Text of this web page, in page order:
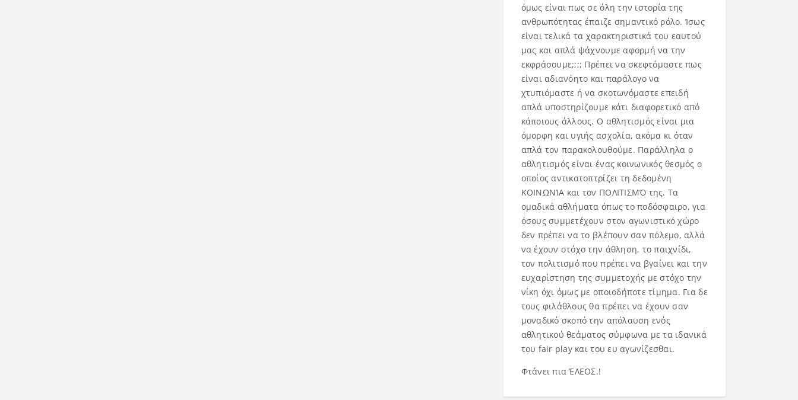
όμως είναι πως σε όλη την ιστορία της
ανθρωπότητας έπαιζε σημαντικό ρόλο. Ίσως
είναι τελικά τα χαρακτηριστικά του εαυτού
μας και απλά ψάχνουμε αφορμή να την
εκφράσουμε;;;; Πρέπει να σκεφτόμαστε πως
είναι αδιανόητο και παράλογο να
χτυπιόμαστε ή να σκοτωνόμαστε επειδή
απλά υποστηρίζουμε κάτι διαφορετικό από
κάποιους άλλους. Ο αθλητισμός είναι μια
όμορφη και υγιής ασχολία, ακόμα κι όταν
απλά τον παρακολουθούμε. Παράλληλα ο
αθλητισμός είναι ένας κοινωνικός θεσμός ο
οποίος αντικατοπτρίζει τη δεδομένη
ΚΟΙΝΩΝΊΑ και τον ΠΟΛΙΤΙΣΜΌ της. Τα
ομαδικά αθλήματα όπως το ποδόσφαιρο, για
όσους συμμετέχουν στον αγωνιστικό χώρο
δεν πρέπει να το βλέπουν σαν πόλεμο, αλλά
να έχουν στόχο την άθληση, το παιχνίδι,
τον πολιτισμό που πρέπει να βγαίνει και την
ευχαρίστηση της συμμετοχής με στόχο την
νίκη όχι όμως με οποιοδήποτε τίμημα. Για δε
τους φιλάθλους θα πρέπει να έχουν σαν
μοναδικό σκοπό την απόλαυση ενός
αθλητικού θεάματος σύμφωνα με τα ιδανικά
του fair play και του ευ αγωνίζεσθαι.
Φτάνει πια ΈΛΕΟΣ.!